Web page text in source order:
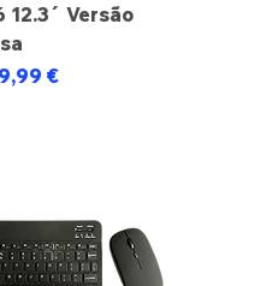
12.3´ Versão
promocional
€